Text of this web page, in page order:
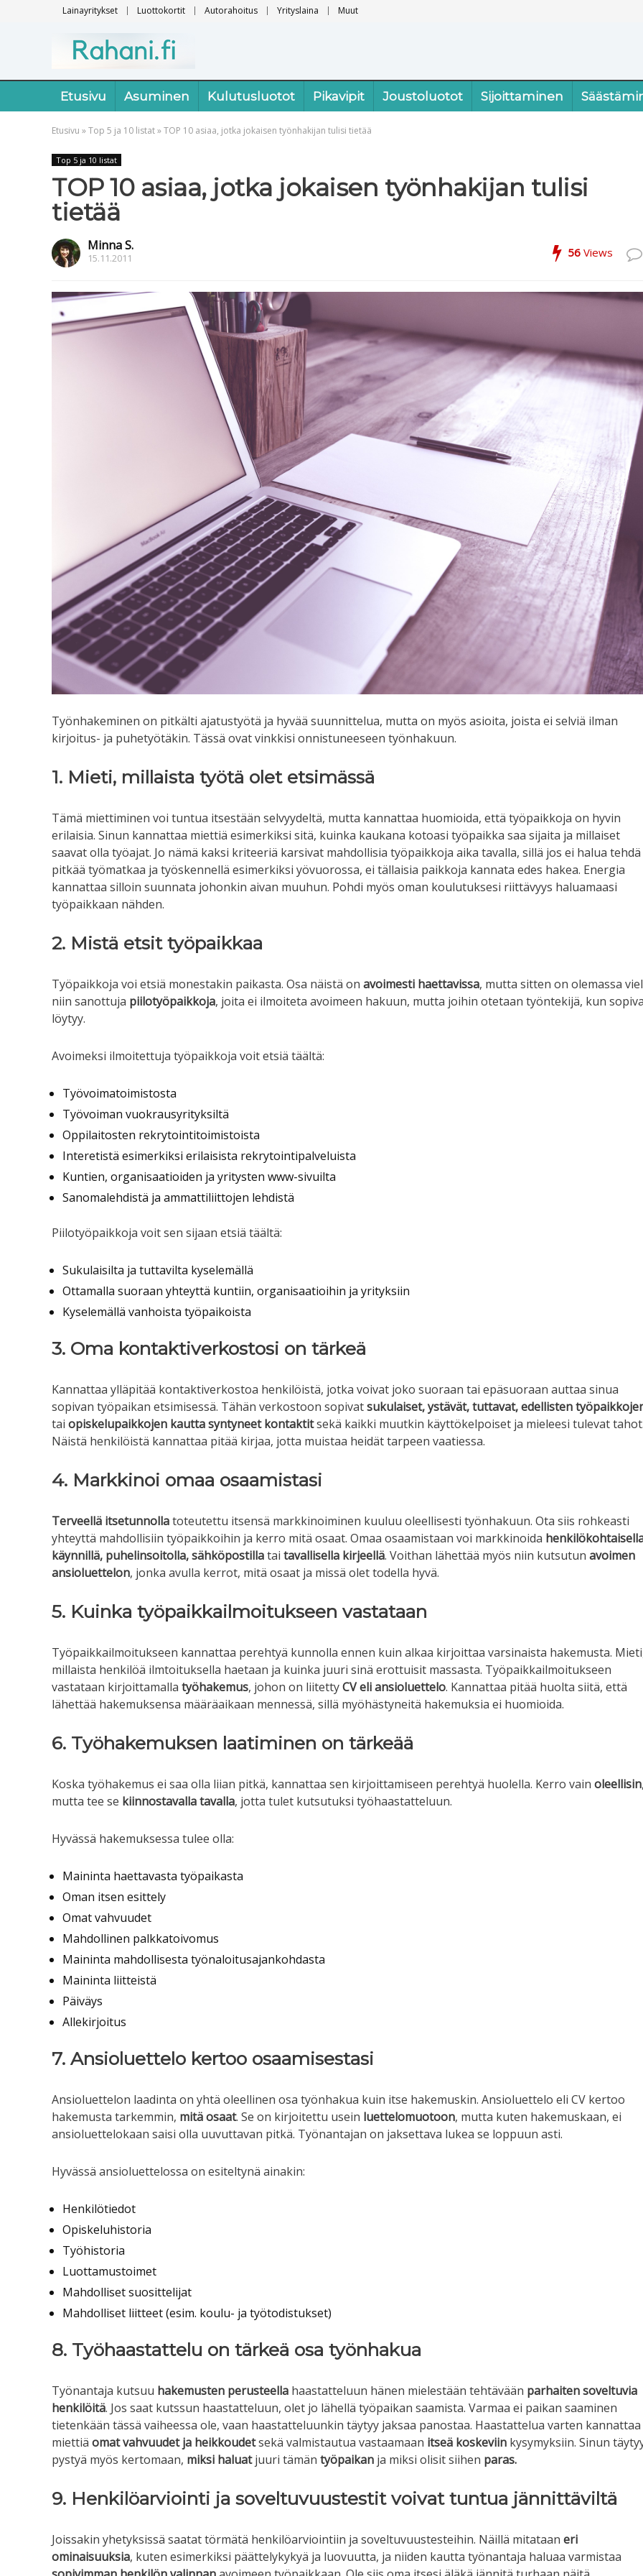
Lainayritykset Luottokortit Autorahoitus Yrityslaina Muut
Etusivu Asuminen Kulutusluotot Pikavipit Joustoluotot Sijoittaminen
Etusivu »Top 5 ja 10 listat»TOP 10 asiaa, jotka jokaisen työnhakijan tulisi tietää
Top 5 ja 10 listat
TOP 10 asiaa, jotka jokaisen työnhakijan tulisi
tietää
Minna S.
15.11.2011 56 Views
Työnhakeminen on pitkälti ajatustyötä ja hyvää suunnittelua, mutta on myös asioita, joista ei selviä ilman
kirjoitus- ja puhetyötäkin. Tässä ovat vinkkisi onnistuneeseen työnhakuun.
1. Mieti, millaista työtä olet etsimässä
Tämä miettiminen voi tuntua itsestään selvyydeltä, mutta kannattaa huomioida, että työpaikkoja on hyvin
erilaisia. Sinun kannattaa miettiä esimerkiksi sitä, kuinka kaukana kotoasi työpaikka saa sijaita ja millaiset
saavat olla työajat. Jo nämä kaksi kriteeriä karsivat mahdollisia työpaikkoja aika tavalla, sillä jos ei halua tehdä
pitkää työmatkaa ja työskennellä esimerkiksi yövuorossa, ei tällaisia paikkoja kannata edes hakea. Energia
kannattaa silloin suunnata johonkin aivan muuhun. Pohdi myös oman koulutuksesi riittävyys haluamaasi
työpaikkaan nähden.
2. Mistä etsit työpaikkaa
Työpaikkoja voi etsiä monestakin paikasta. Osa näistä on avoimesti haettavissa, mutta sitten on olemassa
niin sanottuja piilotyöpaikkoja, joita ei ilmoiteta avoimeen hakuun, mutta joihin otetaan työntekijä, kun
löytyy.
Avoimeksi ilmoitettuja työpaikkoja voit etsiä täältä:
Työvoimatoimistosta
Työvoiman vuokrausyrityksiltä
Oppilaitosten rekrytointitoimistoista
Interetistä esimerkiksi erilaisista rekrytointipalveluista
Kuntien, organisaatioiden ja yritysten www-sivuilta
Sanomalehdistä ja ammattiliittojen lehdistä
Piilotyöpaikkoja voit sen sijaan etsiä täältä:
Sukulaisilta ja tuttavilta kyselemällä
Ottamalla suoraan yhteyttä kuntiin, organisaatioihin ja yrityksiin
Kyselemällä vanhoista työpaikoista
3. Oma kontaktiverkostosi on tärkeä
Kannattaa ylläpitää kontaktiverkostoa henkilöistä, jotka voivat joko suoraan tai epäsuoraan auttaa sinua
sopivan työpaikan etsimisessä. Tähän verkostoon sopivatsukulaiset, ystävät, tuttavat, edellisten
tai opiskelupaikkojen kautta syntyneet kontaktitsekä kaikki muutkin käyttökelpoiset ja mieleesi tulevat
Näistä henkilöistä kannattaa pitää kirjaa, jotta muistaa heidät tarpeen vaatiessa.
4. Markkinoi omaa osaamistasi
Terveellä itsetunnollatoteutettu itsensä markkinoiminen kuuluu oleellisesti työnhakuun. Ota siis rohkeasti
yhteyttä mahdollisiin työpaikkoihin ja kerro mitä osaat. Omaa osaamistaan voi markkinoida
käynnillä, puhelinsoitolla, sähköpostillatai tavallisella kirjeellä. Voithan lähettää myös niin kutsutun avoimen
ansioluettelon, jonka avulla kerrot, mitä osaat ja missä olet todella hyvä.
5. Kuinka työpaikkailmoitukseen vastataan
Työpaikkailmoitukseen kannattaa perehtyä kunnolla ennen kuin alkaa kirjoittaa varsinaista hakemusta.
millaista henkilöä ilmtoituksella haetaan ja kuinka juuri sinä erottuisit massasta. Työpaikkailmoitukseen
vastataan kirjoittamalla työhakemus, johon on liitettyCV eli ansioluettelo. Kannattaa pitää huolta siitä, että
lähettää hakemuksensa määräaikaan mennessä, sillä myöhästyneitä hakemuksia ei huomioida.
6. Työhakemuksen laatiminen on tärkeää
Koska työhakemus ei saa olla liian pitkä, kannattaa sen kirjoittamiseen perehtyä huolella. Kerro vain oleellisin
mutta tee se kiinnostavalla tavalla, jotta tulet kutsutuksi työhaastatteluun.
Hyvässä hakemuksessa tulee olla:
Maininta haettavasta työpaikasta
Oman itsen esittely
Omat vahvuudet
Mahdollinen palkkatoivomus
Maininta mahdollisesta työnaloitusajankohdasta
Maininta liitteistä
Päiväys
Allekirjoitus
7. Ansioluettelo kertoo osaamisestasi
Ansioluettelon laadinta on yhtä oleellinen osa työnhakua kuin itse hakemuskin. Ansioluettelo eli CV kertoo
hakemusta tarkemmin, mitä osaat. Se on kirjoitettu usein luettelomuotoon, mutta kuten hakemuskaan, ei
ansioluettelokaan saisi olla uuvuttavan pitkä. Työnantajan on jaksettava lukea se loppuun asti.
Hyvässä ansioluettelossa on esiteltynä ainakin:
Henkilötiedot
Opiskeluhistoria
Työhistoria
Luottamustoimet
Mahdolliset suosittelijat
Mahdolliset liitteet (esim. koulu- ja työtodistukset)
8. Työhaastattelu on tärkeä osa työnhakua
Työnantaja kutsuu hakemusten perusteella haastatteluun hänen mielestään tehtävään parhaiten soveltuvia
henkilöitä. Jos saat kutssun haastatteluun, olet jo lähellä työpaikan saamista. Varmaa ei paikan saaminen
tietenkään tässä vaiheessa ole, vaan haastatteluunkin täytyy jaksaa panostaa. Haastattelua varten kannattaa
miettiä omat vahvuudet ja heikkoudetsekä valmistautua vastaamaan itseä koskeviin kysymyksiin. Sinun
pystyä myös kertomaan, miksi haluatjuuri tämän työpaikan ja miksi olisit siihen paras.
9. Henkilöarviointi ja soveltuvuustestit voivat tuntua jännittäviltä
Joissakin yhetyksissä saatat törmätä henkilöarviointiin ja soveltuvuustesteihin. Näillä mitataan eri
ominaisuuksia, kuten esimerkiksi päättelykykyä ja luovuutta, ja niiden kautta työnantaja haluaa varmistaa